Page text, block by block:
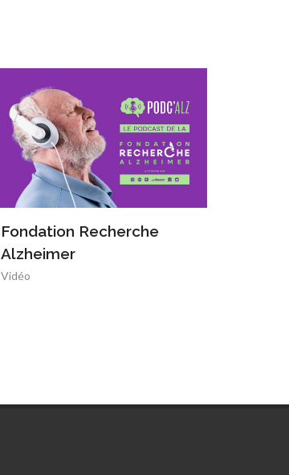
Fondation Recherche
Alzheimer
Vidéo